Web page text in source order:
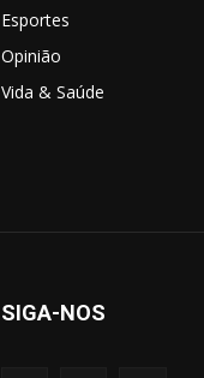
Esportes
Opinião
Vida & Saúde
SIGA-NOS